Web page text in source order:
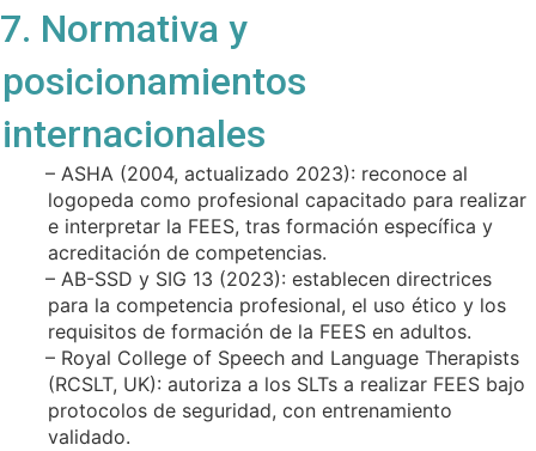
7. Normativa y
posicionamientos
internacionales
– ASHA (2004, actualizado 2023): reconoce al
logopeda como profesional capacitado para realizar
e interpretar la FEES, tras formación específica y
acreditación de competencias.
– AB-SSD y SIG 13 (2023): establecen directrices
para la competencia profesional, el uso ético y los
requisitos de formación de la FEES en adultos.
– Royal College of Speech and Language Therapists
(RCSLT, UK): autoriza a los SLTs a realizar FEES bajo
protocolos de seguridad, con entrenamiento
validado.